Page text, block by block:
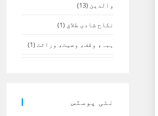
والدین (13)
نکاح شادی طلاق (1)
ہبہ، وقف، وصیت، وراثت(1)
نئی پوسٹس